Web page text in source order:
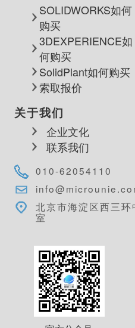
SOLIDWORKS如何
购买
3DEXPERIENCE如
何购买
SolidPlant如何购买
索取报价
关于我们
企业文化
联系我们
010-62054110
北京市海淀区西三
室